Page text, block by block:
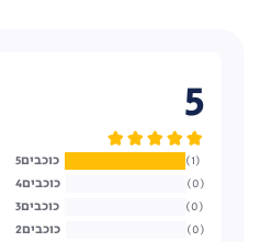
5
5 1
4 0
3 0
2 0